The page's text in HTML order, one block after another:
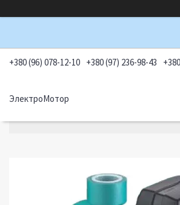
+380 (96) 078-12-10 +380 (97) 236-98-43
ЭлектроМотор